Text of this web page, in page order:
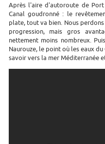
Après l'aire d'autoroute de
Canal goudronné : le
plate, tout va bien. Nous
progression, mais gros
nettement moins nombreux.
Naurouze, le point où les eaux
savoir vers la mer Méditerranée